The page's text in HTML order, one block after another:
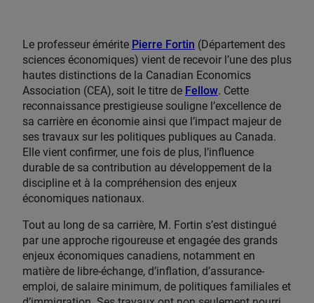
Le professeur émérite Pierre Fortin (Département des
sciences économiques) vient de recevoir l’une des plus
hautes distinctions de la Canadian Economics
Association (CEA), soit le titre de Fellow. Cette
reconnaissance prestigieuse souligne l’excellence de
sa carrière en économie ainsi que l’impact majeur de
ses travaux sur les politiques publiques au Canada.
Elle vient confirmer, une fois de plus, l’influence
durable de sa contribution au développement de la
discipline et à la compréhension des enjeux
économiques nationaux.
Tout au long de sa carrière, M. Fortin s’est distingué
par une approche rigoureuse et engagée des grands
enjeux économiques canadiens, notamment en
matière de libre-échange, d’inflation, d’assurance-
emploi, de salaire minimum, de politiques familiales et